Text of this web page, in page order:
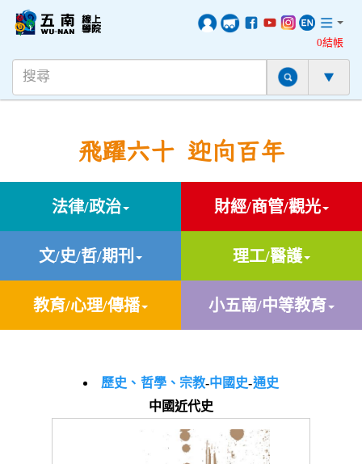
0結帳
飛躍六十 迎向百年
法律/政治 財經/商管/觀光
文/史/哲/期刊 理工/醫護
教育/心理/傳播 小五南/中等教育
歷史、哲學、宗教-中國史-通史
中國近代史